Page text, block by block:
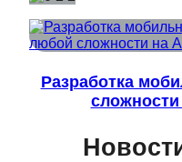
Разработка